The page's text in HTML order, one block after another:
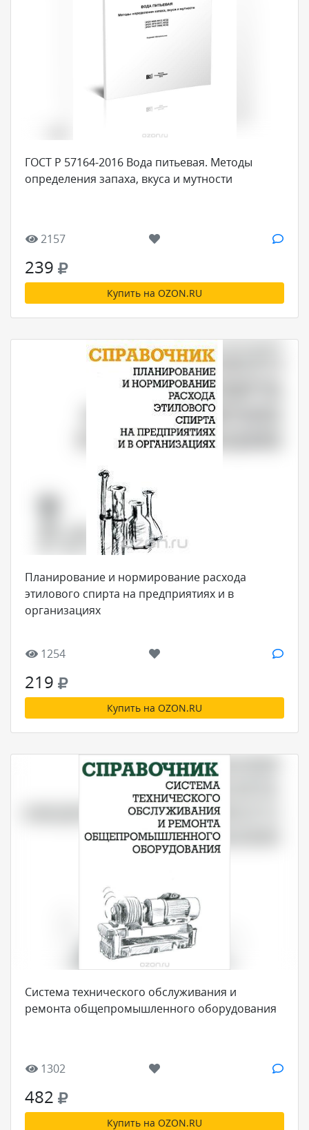
ГОСТ Р 57164-2016 Вода питьевая. Методы
определения запаха, вкуса и мутности
2157
239
Купить на OZON.RU
Планирование и нормирование расхода
этилового спирта на предприятиях и в
организациях
1254
219
Купить на OZON.RU
Система технического обслуживания и
ремонта общепромышленного оборудования
1302
482
Купить на OZON.RU